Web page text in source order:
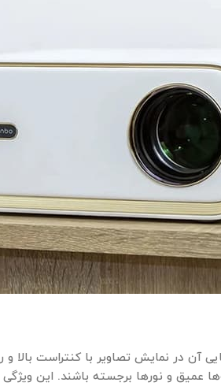
آن در نمایش تصاویر با کنتراست
و نورها برجسته باشند. این ویژگی